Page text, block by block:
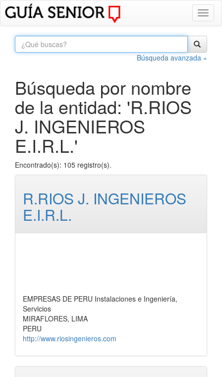
Búsqueda avanzada »
Búsqueda por nombre
de la entidad: 'R.RIOS
J. INGENIEROS
E.I.R.L.'
Encontrado(s): 105 registro(s).
R.RIOS J. INGENIEROS
E.I.R.L.
EMPRESAS DE PERU Instalaciones e Ingeniería,
Servicios
MIRAFLORES, LIMA
PERU
http://www.riosingenieros.com